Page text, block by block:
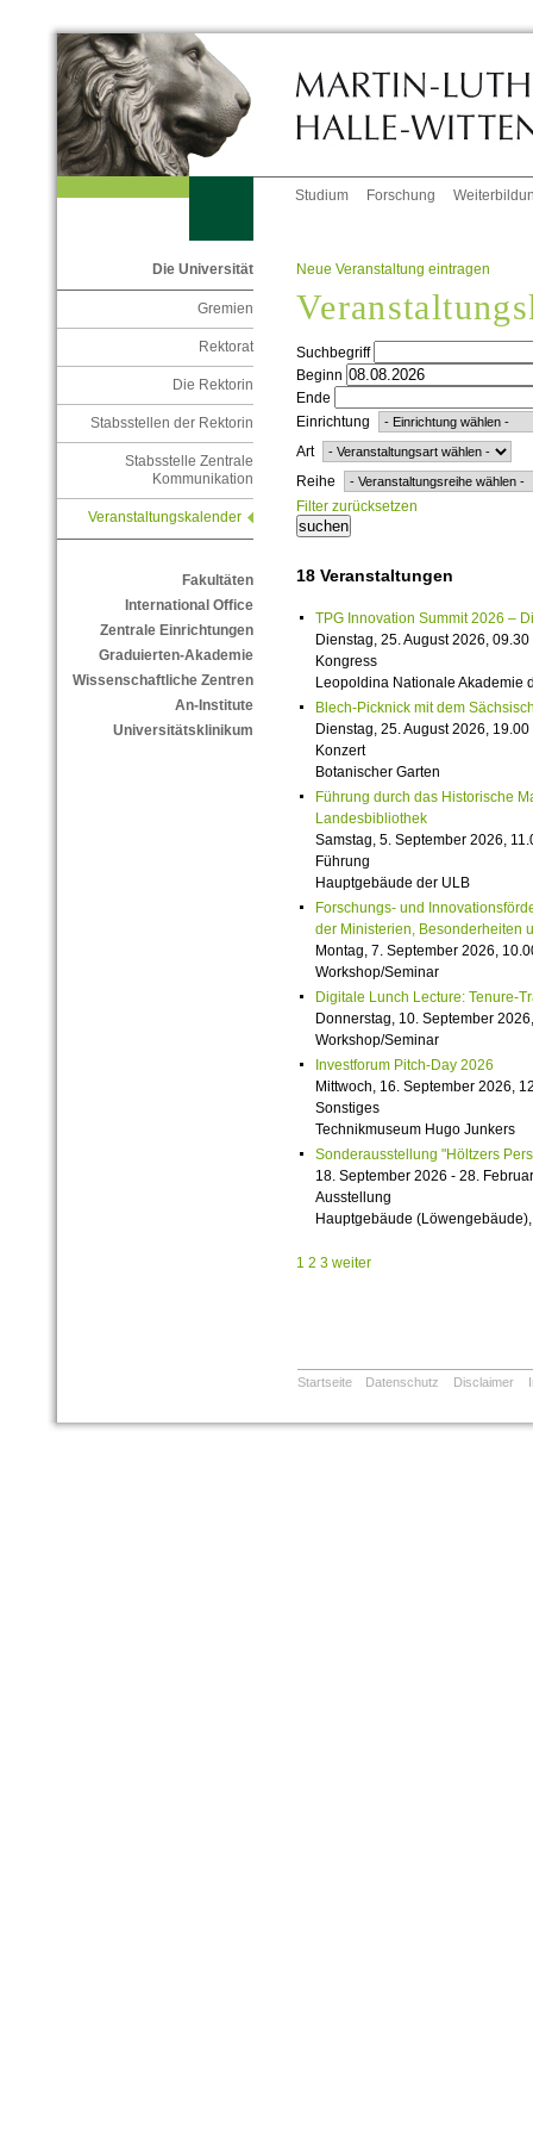
Studium Forschung
Die Universität
Gremien
Rektorat
Die Rektorin
Stabsstellen der Rektorin
Stabsstelle Zentrale
Kommunikation
Veranstaltungskalender
Fakultäten
International Office
Zentrale Einrichtungen
Graduierten-Akademie
Wissenschaftliche Zentren
An-Institute
Universitätsklinikum
Neue Veranstaltung eintragen
Suchbegriff
Beginn
Ende
Einrichtung
Art
Reihe
Filter zurücksetzen
18 Veranstaltungen
TPG Innovation Summit 2026 –
Dienstag, 25. August 2026,
Kongress
Leopoldina Nationale Akademie
Blech-Picknick mit dem
Dienstag, 25. August 2026,
Konzert
Botanischer Garten
Führung durch das Historische
Landesbibliothek
Samstag, 5. September 2026,
Führung
Hauptgebäude der ULB
Forschungs- und
der Ministerien, Besonderheiten
Montag, 7. September 2026,
Workshop/Seminar
Digitale Lunch Lecture: Tenure-
Donnerstag, 10. September
Workshop/Seminar
Investforum Pitch-Day 2026
Mittwoch, 16. September 2026,
Sonstiges
Technikmuseum Hugo Junkers
Sonderausstellung "Höltzers
18. September 2026 - 28.
Ausstellung
Hauptgebäude
1 2 3 weiter
Startseite Datenschutz Disclaimer